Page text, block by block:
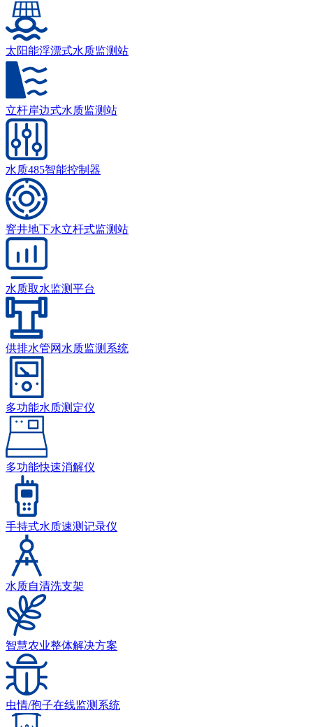
太阳能浮漂式水质监测站
立杆岸边式水质监测站
水质485智能控制器
窨井地下水立杆式监测站
水质取水监测平台
供排水管网水质监测系统
多功能水质测定仪
多功能快速消解仪
手持式水质速测记录仪
水质自清洗支架
智慧农业整体解决方案
虫情/孢子在线监测系统